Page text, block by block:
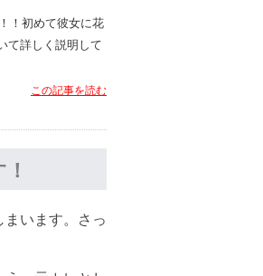
！初めて彼女に花
て詳しく説明して
この記事を読む
います。さっ